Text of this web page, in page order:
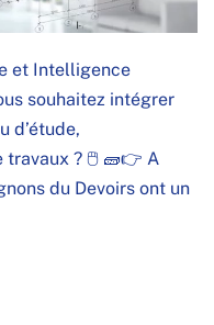
et Intelligence
souhaitez intégrer
d’étude,
travaux ? 🖱️ 🧱👉 A
du Devoirs ont un